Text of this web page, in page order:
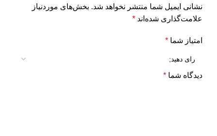
نشانی ایمیل شما منتشر نخواهد شد. بخش‌های موردنیاز
علامت‌گذاری شده‌اند *
امتیاز شما *
دیدگاه شما *